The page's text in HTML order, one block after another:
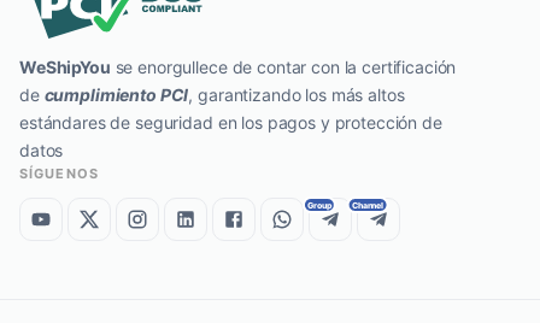
WeShipYou se enorgullece de contar con la certificación
de cumplimiento PCI, garantizando los más altos
estándares de seguridad en los pagos y protección de
datos
SÍGUENOS
Group Channel